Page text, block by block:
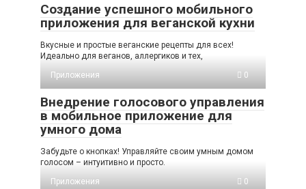
Создание успешного мобильного
приложения для веганской кухни
Вкусные и простые веганские рецепты для всех!
Идеально для веганов, аллергиков и тех,
Приложения
0
Внедрение голосового управления
в мобильное приложение для
умного дома
Забудьте о кнопках! Управляйте своим умным домом
голосом – интуитивно и просто.
Приложения
0